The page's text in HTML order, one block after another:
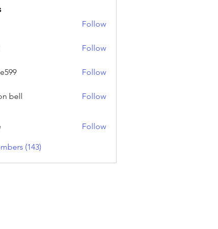
Follow
Follow
Follow
bell Follow
Follow
(143)